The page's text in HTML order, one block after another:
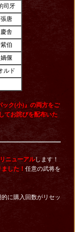
司牙
張唐
慶舎
紫伯
媧偃
ルド
ク(小)』の両方をご
てお詫びを配布いた
ニューアルします！
した！ 任意の武将を
に購入回数がリセッ